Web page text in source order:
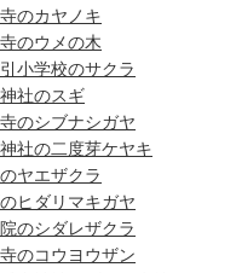
のカヤノキ
のウメの木
小学校のサクラ
社のスギ
のシブナシガヤ
社の二度芽ケヤキ
ヤエザクラ
ヒダリマキガヤ
のシダレザクラ
のコウヨウザン